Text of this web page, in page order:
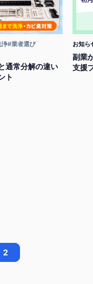
浄#業者選び
通常分解の違い
ト
お知ら
副業
支援
2